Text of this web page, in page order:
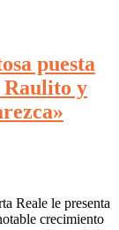
puesta
Raulito y
Reale le presenta
crecimiento